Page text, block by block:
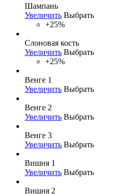
Шампань
Увеличить Выбрать
+25%
Слоновая кость
Увеличить Выбрать
+25%
Венге 1
Увеличить Выбрать
Венге 2
Увеличить Выбрать
Венге 3
Увеличить Выбрать
Вишня 1
Увеличить Выбрать
Вишня 2